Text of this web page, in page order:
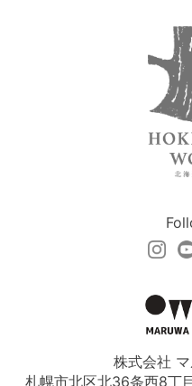
株式会社
札幌市北区北36条西8丁